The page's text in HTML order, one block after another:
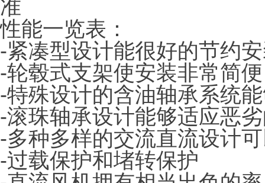
准
性能一览表：
-紧凑型设计能很好的节约
-轮毂式支架使安装非常简便
-特殊设计的含油轴承系统
-滚珠轴承设计能够适应恶
-多种多样的交流直流设计
-过载保护和堵转保护